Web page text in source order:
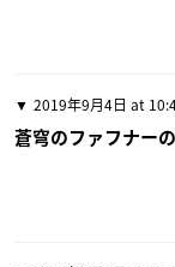
2019年9月4日 at
蒼穹のファフナー